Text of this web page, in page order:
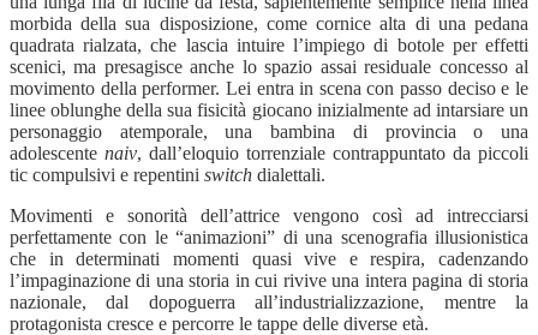
morbida della sua disposizione, come cornice alta di una pedana
quadrata rialzata, che lascia intuire l’impiego di botole per effetti
scenici, ma presagisce anche lo spazio assai residuale concesso al
movimento della performer. Lei entra in scena con passo deciso e le
linee oblunghe della sua fisicità giocano inizialmente ad intarsiare un
personaggio atemporale, una bambina di provincia o una
adolescente naiv, dall’eloquio torrenziale contrappuntato da piccoli
tic compulsivi e repentini switch dialettali.
Movimenti e sonorità dell’attrice vengono così ad intrecciarsi
perfettamente con le “animazioni” di una scenografia illusionistica
che in determinati momenti quasi vive e respira, cadenzando
l’impaginazione di una storia in cui rivive una intera pagina di storia
nazionale, dal dopoguerra all’industrializzazione, mentre la
protagonista cresce e percorre le tappe delle diverse età.